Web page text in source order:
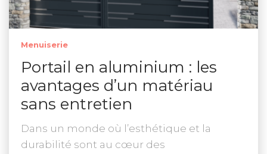
Menuiserie
Portail en aluminium : les
avantages d’un matériau
sans entretien
Dans un monde où l’esthétique et la
durabilité sont au cœur des